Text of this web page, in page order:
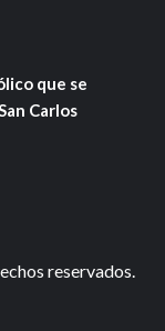
que se
Carlos